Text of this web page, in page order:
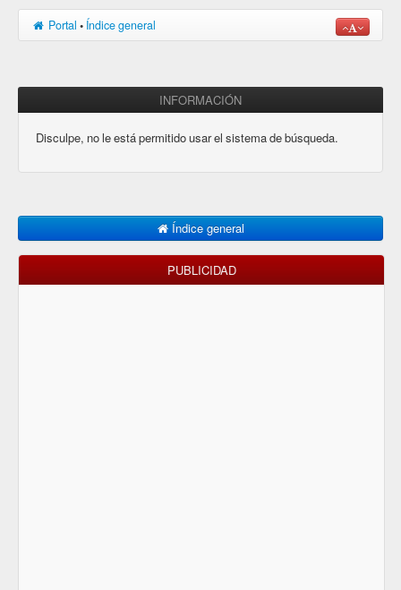
Portal • Índice general
INFORMACIÓN
Disculpe, no le está permitido usar el sistema de búsqueda.
Índice general
PUBLICIDAD